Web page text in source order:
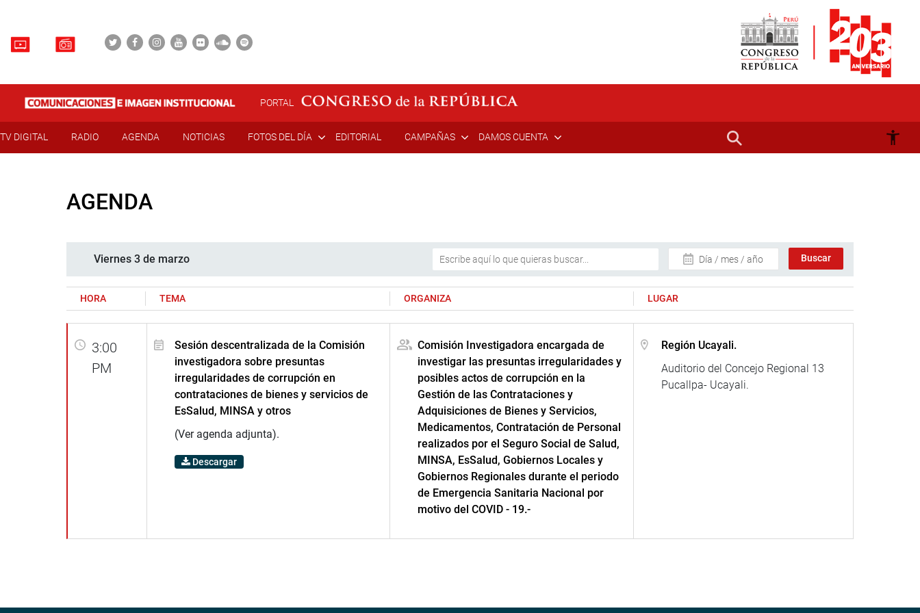
PORTAL
TV DIGITAL RADIO AGENDA NOTICIAS FOTOS DEL DÍA EDITORIAL CAMPAÑAS DAMOS CUENTA
AGENDA
Viernes 3 de marzo Día / mes / año
HORA TEMA ORGANIZA LUGAR
3:00
PM
Sesión descentralizada de la Comisión
investigadora sobre presuntas
irregularidades de corrupción en
contrataciones de bienes y servicios de
EsSalud, MINSA y otros
(Ver agenda adjunta).
Descargar
Comisión Investigadora encargada de
investigar las presuntas irregularidades y
posibles actos de corrupción en la
Gestión de las Contrataciones y
Adquisiciones de Bienes y Servicios,
Medicamentos, Contratación de Personal
realizados por el Seguro Social de Salud,
MINSA, EsSalud, Gobiernos Locales y
Gobiernos Regionales durante el periodo
de Emergencia Sanitaria Nacional por
motivo del COVID - 19.-
Región Ucayali.
Auditorio del Concejo Regional 13
Pucallpa- Ucayali.